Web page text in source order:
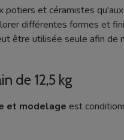
potiers et céramistes
différentes formes et
être utilisée seule afin de
de 12,5 kg
et modelage est